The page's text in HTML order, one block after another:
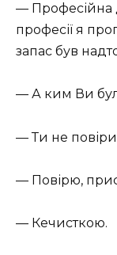
— Професійна
професії я
запас був
— А ким Ви
— Ти не
— Повірю,
— Кечисткою.